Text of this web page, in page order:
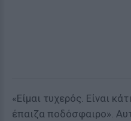
«Eίμαι τυχερός. Είναι
έπαιζα ποδόσφαιρο».